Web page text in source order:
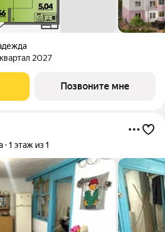
2027
Позвоните мне
1 этаж из 1